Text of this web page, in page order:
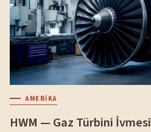
AMERIKA
HWM — Gaz Türbini İvmesi